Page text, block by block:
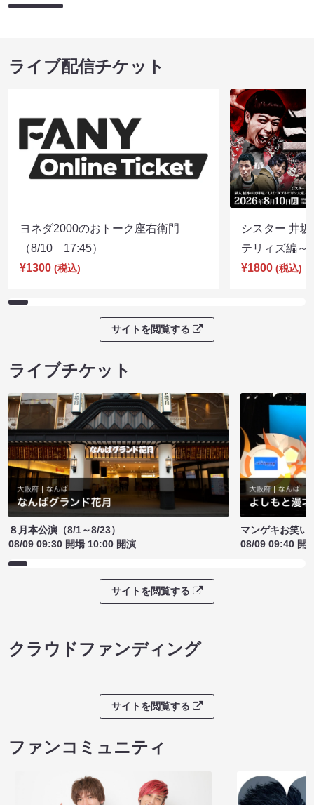
ライブ配信チケット
ヨネダ2000のおトーク座右衛門
（8/10 17:45）
¥1300 (税込)
シスター 井
テリィズ編
¥1800 (税込)
サイトを閲覧する
ライブチケット
８月本公演（8/1～8/23）
08/09 09:30 開場 10:00 開演
マンゲキお笑い
08/09 09:40 開
サイトを閲覧する
クラウドファンディング
サイトを閲覧する
ファンコミュニティ